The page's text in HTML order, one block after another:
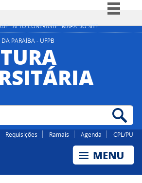
ALTO CONTRASTE MAPA DO SITE
Simplifique!
Acesso à informação
Legislação
PARAÍBA - UFPB
Requisições Ramais Agenda CPL/PU